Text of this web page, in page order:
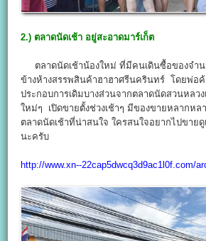
2.) ตลาดนัดเช้า อยู่สะอาดมาร์เก็ต
ตลาดนัดเช้าน้องใหม่ ที่มีคนเดินซื้อของจำน
ข้างห้างสรรพสินค้าฮาฮาศรีนครินทร์ โดยพ่อ
ประกอบการเดิมบางส่วนจากตลาดนัดสวนหลว
ใหม่ๆ เปิดขายตั้งช่วงเช้าๆ มีของขายหลากหล
ตลาดนัดเช้าที่น่าสนใจ ใครสนใจอยากไปขาย
นะครับ
http://www.xn--22cap5dwcq3d9ac1l0f.com/